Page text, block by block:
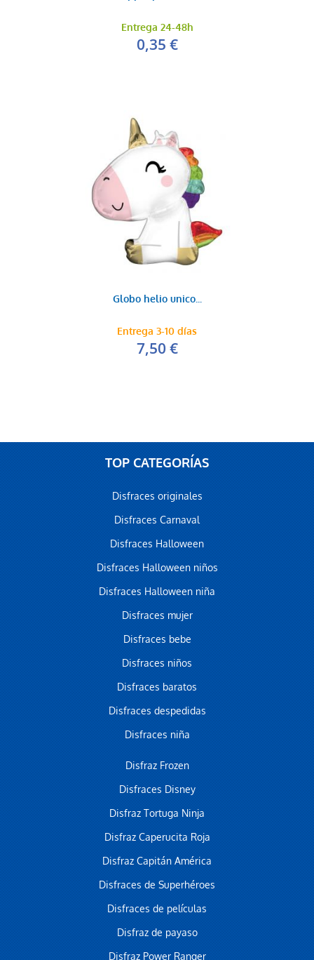
Entrega 24-48h
0,35 €
Globo helio unico...
Entrega 3-10 días
7,50 €
TOP CATEGORÍAS
Disfraces originales
Disfraces Carnaval
Disfraces Halloween
Disfraces Halloween niños
Disfraces Halloween niña
Disfraces mujer
Disfraces bebe
Disfraces niños
Disfraces baratos
Disfraces despedidas
Disfraces niña
Disfraz Frozen
Disfraces Disney
Disfraz Tortuga Ninja
Disfraz Caperucita Roja
Disfraz Capitán América
Disfraces de Superhéroes
Disfraces de películas
Disfraz de payaso
Disfraz Power Ranger